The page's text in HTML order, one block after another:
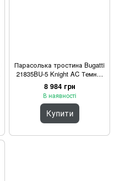
Парасолька тростина Bugatti
21835BU-5 Knight AC Темно-
синя One Size
8 984 грн
В наявності
Купити